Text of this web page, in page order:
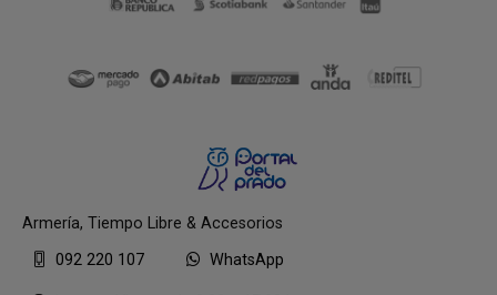
Armería, Tiempo Libre & Accesorios
092 220 107
WhatsApp